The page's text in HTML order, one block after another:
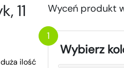
11
duża ilość
Wyceń produkt
1
Wybierz